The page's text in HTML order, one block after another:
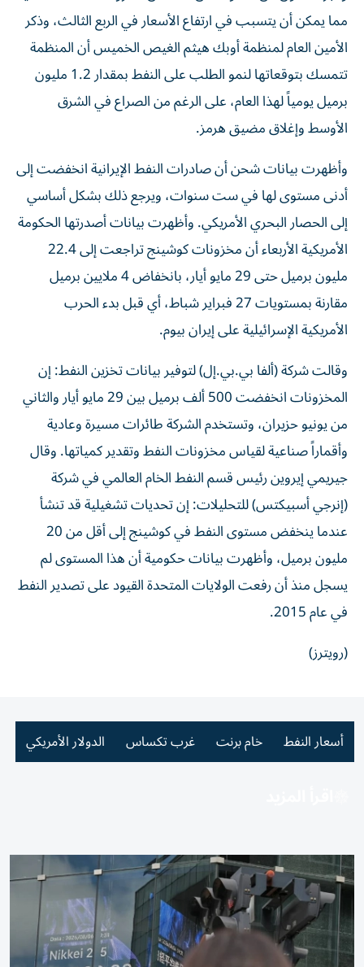
مما يمكن أن يتسبب في ارتفاع الأسعار في الربع الثالث، وذكر
الأمين العام لمنظمة أوبك هيثم الغيص الخميس أن المنظمة
تتمسك بتوقعاتها لنمو الطلب على النفط بمقدار 1.2 مليون
برميل يومياً لهذا العام، على الرغم ​من الصراع في الشرق
الأوسط وإغلاق مضيق هرمز.
وأظهرت بيانات شحن أن صادرات النفط الإيرانية انخفضت إلى
أدنى مستوى لها في ست سنوات، ويرجع ذلك بشكل أساسي
إلى الحصار البحري الأمريكي. وأظهرت بيانات أصدرتها الحكومة
الأمريكية الأربعاء أن مخزونات كوشينج تراجعت إلى 22.4
مليون برميل ‌حتى 29 مايو أيار، بانخفاض 4 ملايين برميل
مقارنة بمستويات 27 فبراير شباط، أي قبل بدء الحرب
الأمريكية الإسرائيلية على إيران بيوم.
وقالت شركة (ألفا بي.بي.إل) لتوفير بيانات تخزين النفط: إن
المخزونات انخفضت 500 ألف برميل بين 29 مايو أيار والثاني
من يونيو حزيران، وتستخدم الشركة طائرات مسيرة وعادية
وأقماراً صناعية لقياس مخزونات النفط وتقدير كمياتها. وقال
جيريمي إيروين رئيس قسم النفط الخام العالمي في شركة
(إنرجي أسبيكتس) للتحليلات: إن تحديات تشغيلية قد تنشأ
عندما ​ينخفض مستوى النفط ‌في كوشينج إلى أقل من 20
مليون برميل، وأظهرت بيانات حكومية أن هذا المستوى لم
يسجل ‌منذ أن رفعت الولايات المتحدة القيود على تصدير النفط
في عام 2015.
(رويترز)
أسعار النفط خام برنت غرب تكساس الدولار الأمريكي